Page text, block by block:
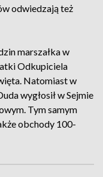
odwiedzają też
marszałka w
Odkupiciela
Natomiast w
wygłosił w Sejmie
Tym samym
obchody 100-